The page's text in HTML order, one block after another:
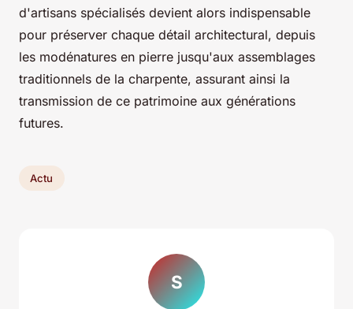
d'artisans spécialisés devient alors indispensable
pour préserver chaque détail architectural, depuis
les modénatures en pierre jusqu'aux assemblages
traditionnels de la charpente, assurant ainsi la
transmission de ce patrimoine aux générations
futures.
Actu
S